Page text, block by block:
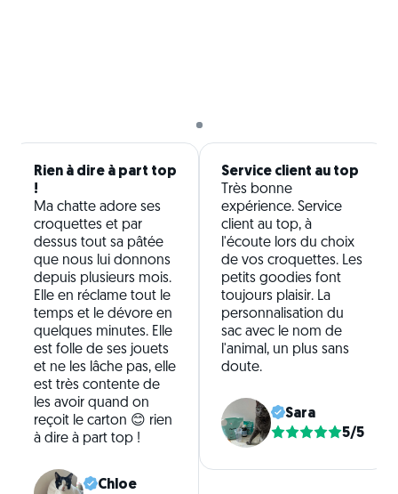
Rien à dire à part top
!
Ma chatte adore ses
croquettes et par
dessus tout sa pâtée
que nous lui donnons
depuis plusieurs mois.
Elle en réclame tout le
temps et le dévore en
quelques minutes. Elle
est folle de ses jouets
et ne les lâche pas, elle
est très contente de
les avoir quand on
reçoit le carton 😊 rien
à dire à part top !
Chloe
Service client au top
Très bonne
expérience. Service
client au top, à
l'écoute lors du choix
de vos croquettes. Les
petits goodies font
toujours plaisir. La
personnalisation du
sac avec le nom de
l'animal, un plus sans
doute.
Sara
5/5